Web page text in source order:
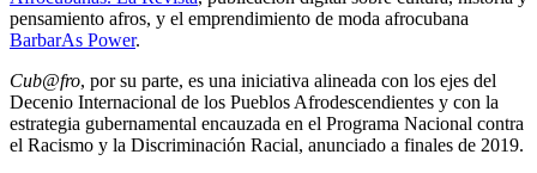
pensamiento afros, y el emprendimiento de moda afrocubana
BarbarAs Power.
Cub@fro, por su parte, es una iniciativa alineada con los ejes del
Decenio Internacional de los Pueblos Afrodescendientes y con la
estrategia gubernamental encauzada en el Programa Nacional contra
el Racismo y la Discriminación Racial, anunciado a finales de 2019.